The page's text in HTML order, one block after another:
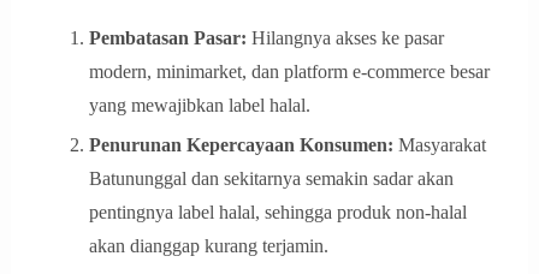
Pembatasan Pasar: Hilangnya akses ke pasar
modern, minimarket, dan platform e-commerce besar
yang mewajibkan label halal.
Penurunan Kepercayaan Konsumen: Masyarakat
Batununggal dan sekitarnya semakin sadar akan
pentingnya label halal, sehingga produk non-halal
akan dianggap kurang terjamin.